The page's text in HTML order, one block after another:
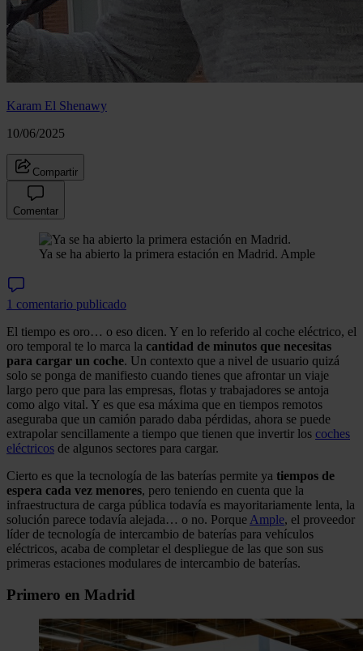
Karam El Shenawy
10/06/2025
Compartir
Comentar
Ya se ha abierto la primera estación en Madrid. Ample
1 comentario publicado
El tiempo es oro… o eso dicen. Y en lo referido al coche eléctrico, el
oro temporal te lo marca la cantidad de minutos que necesitas
para cargar un coche. Un contexto que a nivel de usuario quizá
solo se ponga de manifiesto cuando tienes que afrontar un viaje
largo pero que para las empresas, flotas y trabajadores se antoja
como algo vital. Y es que esa máxima que en tiempos remotos
aseguraba que un camión parado daba pérdidas, ahora se puede
extrapolar sencillamente a tiempo que tienen que invertir los coches
eléctricos de algunos sectores para cargar.
Cierto es que la tecnología de las baterías permite ya tiempos de
espera cada vez menores, pero teniendo en cuenta que la
infraestructura de carga pública todavía es mayoritariamente lenta, la
solución parece todavía alejada… o no. Porque Ample, el proveedor
líder de tecnología de intercambio de baterías para vehículos
eléctricos, acaba de completar el despliegue de las que son sus
primeras estaciones modulares de intercambio de baterías.
Primero en Madrid